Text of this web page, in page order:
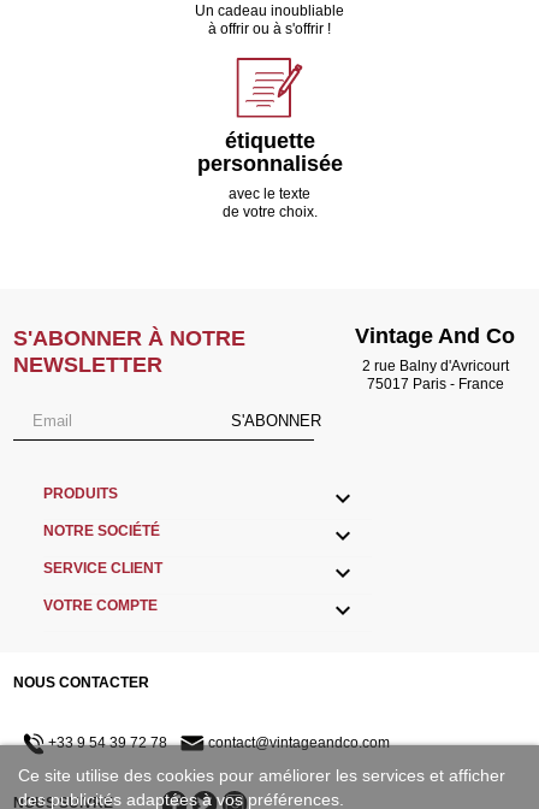
Ce site utilise des cookies pour améliorer les services et afficher
des publicités adaptées à vos préférences.
Un cadeau inoubliable
à offrir ou à s'offrir !
étiquette
personnalisée
avec le texte
de votre choix.
S'ABONNER À NOTRE
NEWSLETTER
S'ABONNER
PRODUITS 
NOTRE SOCIÉTÉ 
SERVICE CLIENT 
VOTRE COMPTE 
Vintage And Co
2 rue Balny d'Avricourt
75017 Paris - France
NOUS CONTACTER
+33 9 54 39 72 78 contact@vintageandco.com
NOUS SUIVRE